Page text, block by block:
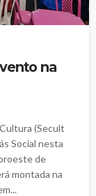
na
(Secult
Social nesta
de
montada na